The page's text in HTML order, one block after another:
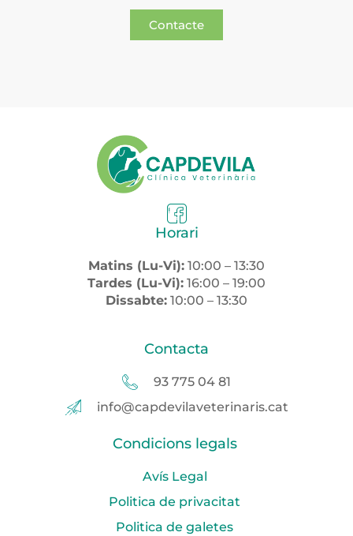
Contacte
Horari
Matins (Lu-Vi): 10:00 – 13:30
Tardes (Lu-Vi): 16:00 – 19:00
Dissabte: 10:00 – 13:30
Contacta
93 775 04 81
info@capdevilaveterinaris.cat
Condicions legals
Avís Legal
Politica de privacitat
Politica de galetes